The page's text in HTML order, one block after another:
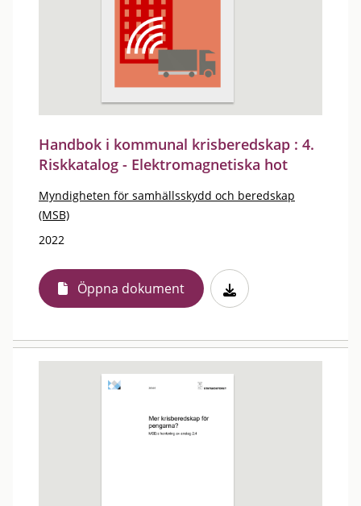
Handbok i kommunal krisberedskap : 4.
Riskkatalog - Elektromagnetiska hot
Myndigheten för samhällsskydd och beredskap
(MSB)
2022
Öppna dokument